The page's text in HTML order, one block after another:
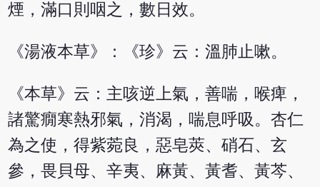
煙，滿口則咽之，數日效。
《湯液本草》：《珍》云：溫肺止嗽。
《本草》云：主咳逆上氣，善喘，喉痺，
諸驚癇寒熱邪氣，消渴，喘息呼吸。杏仁
為之使，得紫菀良，惡皂莢、硝石、玄
參，畏貝母、辛夷、麻黃、黃耆、黃芩、